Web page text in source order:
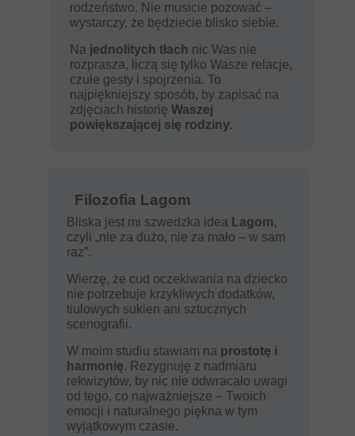
rodzeństwo. Nie musicie pozować –
wystarczy, że będziecie blisko siebie.
Na jednolitych tłach nic Was nie
rozprasza, liczą się tylko Wasze relacje,
czułe gesty i spojrzenia. To
najpiękniejszy sposób, by zapisać na
zdjęciach historię Waszej
powiększającej się rodziny.
Filozofia Lagom
Bliska jest mi szwedzka idea Lagom,
czyli „nie za dużo, nie za mało – w sam
raz”.
Wierzę, że cud oczekiwania na dziecko
nie potrzebuje krzykliwych dodatków,
tiulowych sukien ani sztucznych
scenografii.
W moim studiu stawiam na prostotę i
harmonię. Rezygnuję z nadmiaru
rekwizytów, by nic nie odwracało uwagi
od tego, co najważniejsze – Twoich
emocji i naturalnego piękna w tym
wyjątkowym czasie.